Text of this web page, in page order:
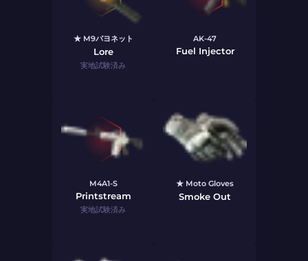
★ M9バヨネット
Lore
実地試験済み
AK-47
Fuel Injector
M4A1-S
Printstream
実地試験済み
★ Moto Gloves
Smoke Out